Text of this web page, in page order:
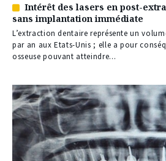
Article
réservé
à
nos
abonnés
Intérêt des lasers en post-
sans implantation immédiate
L’extraction dentaire représente un
par an aux Etats-Unis ; elle a pour
osseuse pouvant atteindre...